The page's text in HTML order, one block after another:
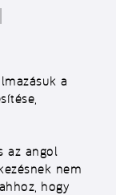
a
az angol
nem
hogy